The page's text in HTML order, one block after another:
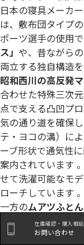
日本の寝具メーカ
は、敷布団タイプ
ポーツ選手の使用
ス」 や、昔ながらの
両立する独自構造を
昭和西川の高反発
合わせた特殊三次
点で支える凸凹プ
気の通り道を確保
テ・ヨコの溝）に
ーブ形状で通気性
案内されています
せて洗濯可能なモ
ローチしています 。
一方のムアツふとん
た構造で有名です
気ウレタン」にア
在庫確認・購入相談
お問い合わせ